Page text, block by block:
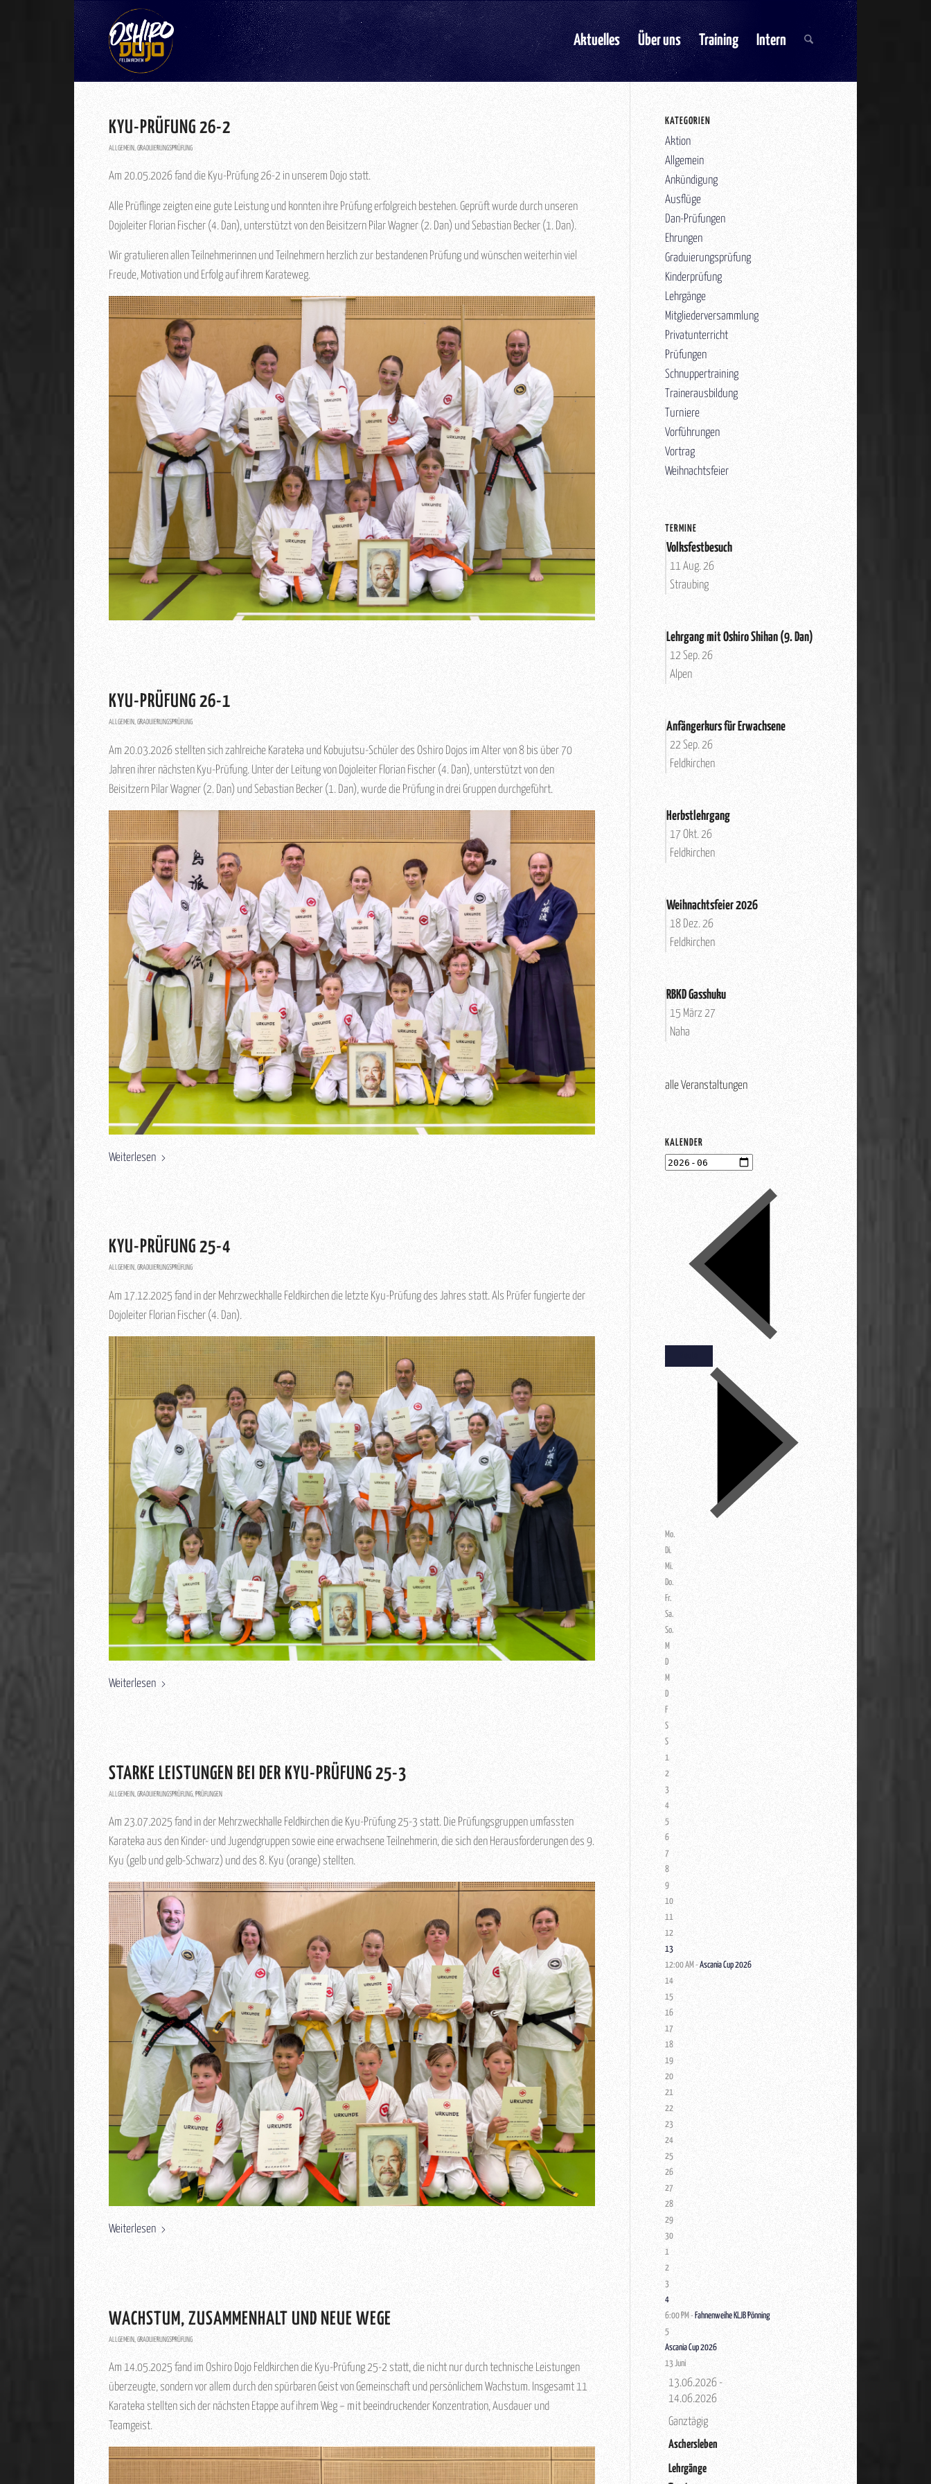
Aktuelles Über uns Training Intern
KYU-PRÜFUNG 26-2
ALLGEMEIN, GRADUIERUNGSPRÜFUNG
Am 20.05.2026 fand die Kyu-Prüfung 26-2 in unserem Dojo statt.
Alle Prüflinge zeigten eine gute Leistung und konnten ihre Prüfung erfolgreich bestehen. Geprüft wurde durch unseren
Dojoleiter Florian Fischer (4. Dan), unterstützt von den Beisitzern Pilar Wagner (2. Dan) und Sebastian Becker (1. Dan).
Wir gratulieren allen Teilnehmerinnen und Teilnehmern herzlich zur bestandenen Prüfung und wünschen weiterhin viel
Freude, Motivation und Erfolg auf ihrem Karateweg.
KYU-PRÜFUNG 26-1
ALLGEMEIN, GRADUIERUNGSPRÜFUNG
Am 20.03.2026 stellten sich zahlreiche Karateka und Kobujutsu-Schüler des Oshiro Dojos im Alter von 8 bis über 70
Jahren ihrer nächsten Kyu-Prüfung. Unter der Leitung von Dojoleiter Florian Fischer (4. Dan), unterstützt von den
Beisitzern Pilar Wagner (2. Dan) und Sebastian Becker (1. Dan), wurde die Prüfung in drei Gruppen durchgeführt.
Weiterlesen
KYU-PRÜFUNG 25-4
ALLGEMEIN, GRADUIERUNGSPRÜFUNG
Am 17.12.2025 fand in der Mehrzweckhalle Feldkirchen die letzte Kyu-Prüfung des Jahres statt. Als Prüfer fungierte der
Dojoleiter Florian Fischer (4. Dan).
Weiterlesen
STARKE LEISTUNGEN BEI DER KYU-PRÜFUNG 25-3
ALLGEMEIN GRADUIERUNGSPRÜFUNG PRÜFUNGEN
Am 23.07.2025 fand in der Mehrzweckhalle Feldkirchen die Kyu-Prüfung 25-3 statt. Die Prüfungsgruppen umfassten
Karateka aus den Kinder- und Jugendgruppen sowie eine erwachsene Teilnehmerin, die sich den Herausforderungen des 9.
Kyu (gelb und gelb-Schwarz) und des 8. Kyu (orange) stellten.
Weiterlesen
WACHSTUM, ZUSAMMENHALT UND NEUE WEGE
ALLGEMEIN GRADUIERUNGSPRÜFUNG
Am 14.05.2025 fand im Oshiro Dojo Feldkirchen die Kyu-Prüfung 25-2 statt, die nicht nur durch technische Leistungen
überzeugte, sondern vor allem durch den spürbaren Geist von Gemeinschaft und persönlichem Wachstum. Insgesamt 11
Karateka stellten sich der nächsten Etappe auf ihrem Weg – mit beeindruckender Konzentration, Ausdauer und
Teamgeist.
KATEGORIEN
Aktion
Allgemein
Ankündigung
Ausflüge
Dan-Prüfungen
Ehrungen
Graduierungsprüfung
Kinderprüfung
Lehrgänge
Mitgliederversammlung
Privatunterricht
Prüfungen
Schnuppertraining
Trainerausbildung
Turniere
Vorführungen
Vortrag
Weihnachtsfeier
TERMINE
Volksfestbesuch
11 Aug. 26
Straubing
Lehrgang mit Oshiro Shihan (9. Dan)
12 Sep. 26
Alpen
Anfängerkurs für Erwachsene
22 Sep. 26
Feldkirchen
Herbstlehrgang
17 Okt. 26
Feldkirchen
Weihnachtsfeier 2026
18 Dez. 26
Feldkirchen
RBKD Gasshuku
15 März 27
Naha
alle Veranstaltungen
KALENDER
Mo.
Di.
Mi.
Do.
Fr.
Sa.
So.
M
D
M
D
F
S
S
1
2
3
4
5
6
7
8
9
10
11
12
13
12:00 AM - Ascania Cup 2026
14
15
16
17
18
19
20
21
22
23
24
25
26
27
28
29
30
1
2
3
4
6:00 PM - Fahnenweihe KLJB Pönning
5
Ascania Cup 2026
13Juni
13.06.2026 -
14.06.2026
Ganztägig
Aschersleben
Lehrgänge